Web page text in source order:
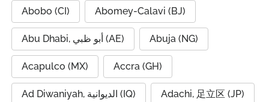
Abobo (CI) Abomey-Calavi (BJ)
Abu Dhabi, أبو ظبي (AE) Abuja (NG)
Acapulco (MX) Accra (GH)
Ad Diwaniyah, الديوانية (IQ) Adachi, 足立区 (JP)